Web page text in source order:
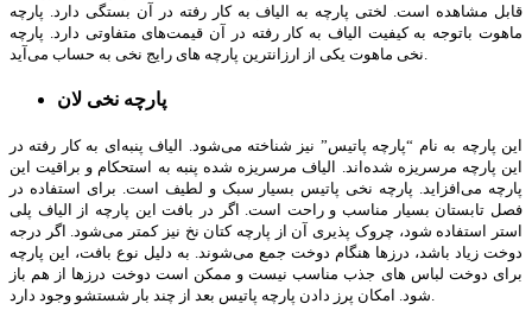
قابل مشاهده است. لختی پارچه به الیاف به کار رفته در آن بستگی دارد. پارچه
ماهوت باتوجه به کیفیت الیاف به کار رفته در آن قیمت‌های متفاوتی دارد. پارچه
پارچه نخی لان
این پارچه به نام “پارچه پاتیس” نیز شناخته می‌شود. الیاف پنبه‌ای به کار رفته در
این پارچه مرسریزه شده‌اند. الیاف مرسریزه شده پنبه به استحکام و براقیت این
پارچه می‌افزاید. پارچه نخی پاتیس بسیار سبک و لطیف است. برای استفاده در
فصل تابستان بسیار مناسب و راحت است. اگر در بافت این پارچه از الیاف پلی
استر استفاده شود، چروک پذیری آن از پارچه کتان نخ نیز کمتر می‌شود. اگر درجه
دوخت زیاد باشد، درزها هنگام دوخت جمع می‌شوند. به دلیل نوع بافت، این پارچه
برای دوخت لباس های جذب مناسب نیست و ممکن است دوخت درزها از هم باز
شود. امکان پرز دادن پارچه پاتیس بعد از چند بار شست­شو وجود دارد.